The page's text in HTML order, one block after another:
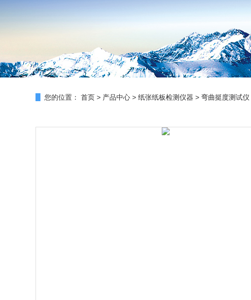
您的位置： 首页 > 产品中心 > 纸张纸板检测仪器 > 弯曲挺度测试仪